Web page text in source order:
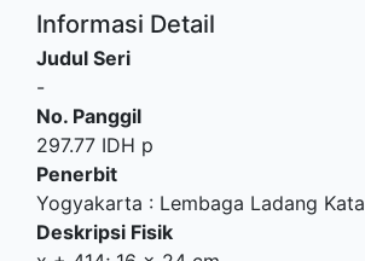
Informasi Detail
Judul Seri
-
No. Panggil
297.77 IDH p
Penerbit
Yogyakarta : Lembaga Ladang Kata
Deskripsi Fisik